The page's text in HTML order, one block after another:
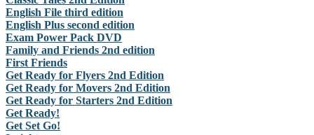
English File third edition
English Plus second edition
Exam Power Pack DVD
Family and Friends 2nd edition
First Friends
Get Ready for Flyers 2nd Edition
Get Ready for Movers 2nd Edition
Get Ready for Starters 2nd Edition
Get Ready!
Get Set Go!